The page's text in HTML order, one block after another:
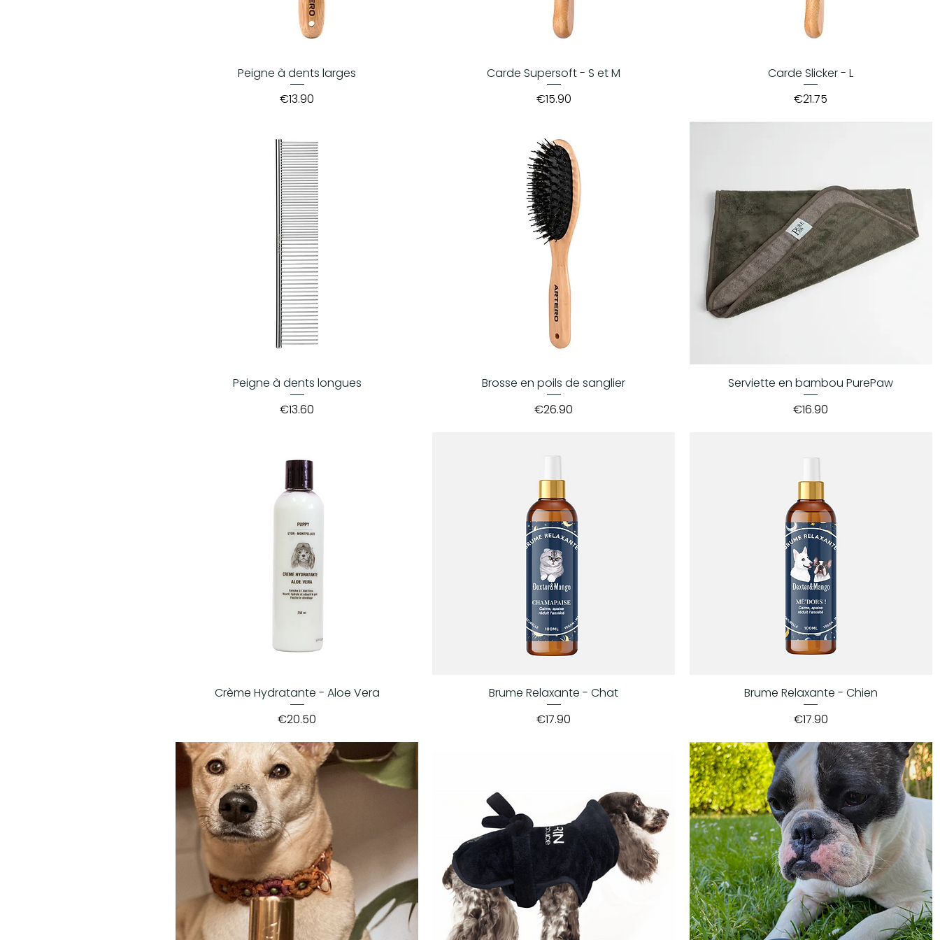
Peigne à dents larges
Price
€13.90
Carde Supersoft - S et M
Price
€15.90
Carde Slicker - L
Price
€21.75
Peigne à dents longues
Price
€13.60
Brosse en poils de sanglier
Price
€26.90
Serviette en bambou PurePaw
Price
€16.90
Crème Hydratante - Aloe Vera
Price
€20.50
Brume Relaxante - Chat
Price
€17.90
Brume Relaxante - Chien
Price
€17.90